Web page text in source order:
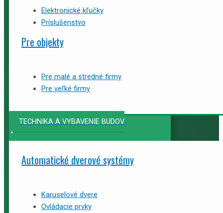
Elektronické kľučky
Príslušenstvo
Pre objekty
Pre malé a stredné firmy
Pre veľké firmy
TECHNIKA A VYBAVENIE BUDOV
Automatické dverové systémy
Karuselové dvere
Ovládacie prvky